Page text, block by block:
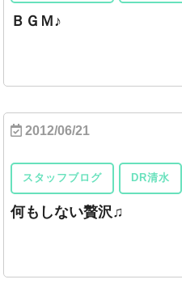
ＢＧＭ♪
2012/06/21
スタッフブログ DR清水
何もしない贅沢♫